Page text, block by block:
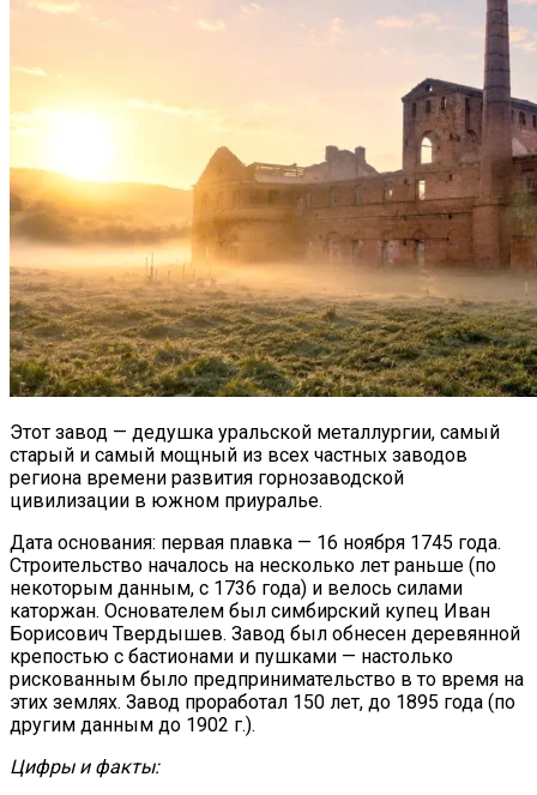
Этот завод — дедушка уральской металлургии, самый
старый и самый мощный из всех частных заводов
региона времени развития горнозаводской
цивилизации в южном приуралье.
Дата основания: первая плавка — 16 ноября 1745 года.
Строительство началось на несколько лет раньше (по
некоторым данным, с 1736 года) и велось силами
каторжан. Основателем был симбирский купец Иван
Борисович Твердышев. Завод был обнесен деревянной
крепостью с бастионами и пушками — настолько
рискованным было предпринимательство в то время на
этих землях. Завод проработал 150 лет, до 1895 года (по
другим данным до 1902 г.).
Цифры и факты: